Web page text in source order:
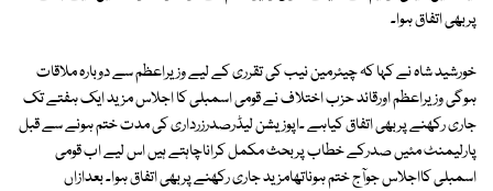
پربھی اتفاق ہوا۔
خورشید شاہ نے کہا کہ چیئرمین نیب کی تقرری کے لیے وزیراعظم سے دوبارہ ملاقات
ہوگی وزیراعظم اورقائد حزب اختلاف نے قومی اسمبلی کا اجلاس مزید ایک ہفتے تک
جاری رکھنے پربھی اتفاق کیاہے ۔اپوزیشن لیڈرصدرزرداری کی مدت ختم ہونے سے قبل
پارلیمنٹ مئیں صدرکے خطاب پربحث مکمل کراناچاہتے ہیں اس لیے اب قومی
اسمبلی کااجلاس جوآج ختم ہوناتھامزید جاری رکھنے پربھی اتفاق ہوا۔ بعدازاں